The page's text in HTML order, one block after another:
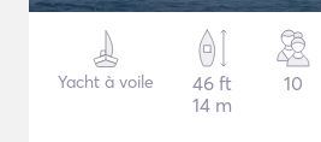
Yacht à voile
46 ft
14 m
10